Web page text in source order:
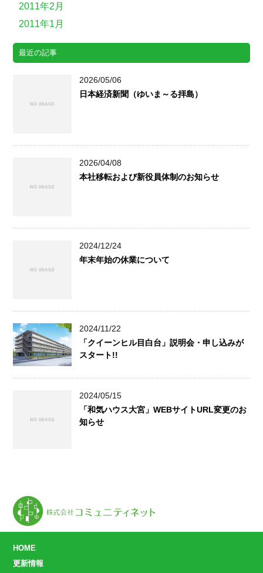
2011年2月
2011年1月
最近の記事
2026/05/06
日本経済新聞（ゆいま～る拝島）
2026/04/08
本社移転および新役員体制のお知らせ
2024/12/24
年末年始の休業について
2024/11/22
「クイーンヒル目白台」説明会・申し込みが
スタート!!
2024/05/15
「和気ハウス大宮」WEBサイトURL変更のお
知らせ
HOME
更新情報